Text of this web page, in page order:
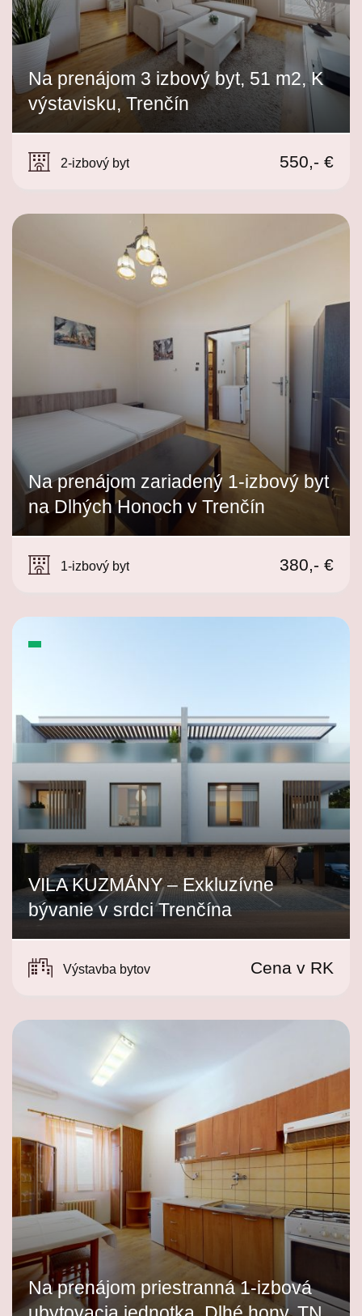
Na prenájom 3 izbový byt, 51 m2, K
výstavisku, Trenčín
2-izbový byt
550,- €
Na prenájom zariadený 1-izbový byt
na Dlhých Honoch v Trenčín
1-izbový byt
380,- €
VILA KUZMÁNY – Exkluzívne
bývanie v srdci Trenčína
Výstavba bytov
Cena v RK
Na prenájom priestranná 1-izbová